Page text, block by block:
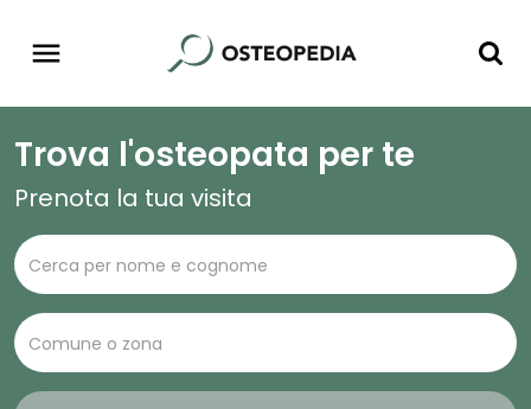
Trova l'osteopata per te
Prenota la tua visita